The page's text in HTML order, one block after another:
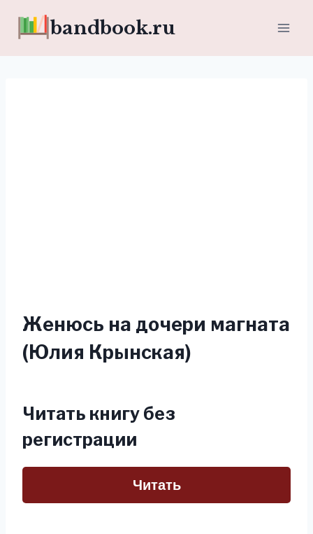
bandbook.ru
Женюсь на дочери магната
(Юлия Крынская)
Читать книгу без
регистрации
Читать